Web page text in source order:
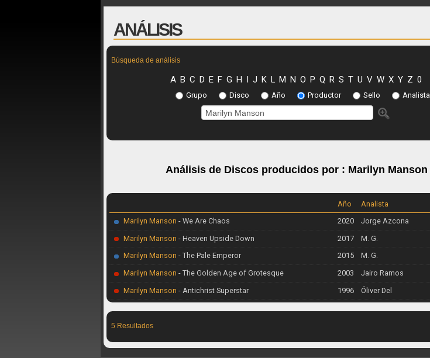
ANÁLISIS
Búsqueda de análisis
A B C D E F G H I J K L M N O P Q R S T U V W X Y Z 0
Grupo Disco Año Productor Sello Analista
Análisis de Discos producidos por : Marilyn Manson
Analista
Año
Marilyn Manson - We Are Chaos Jorge Azcona
2020
Marilyn Manson - Heaven Upside Down M. G.
2017
Marilyn Manson - The Pale Emperor M. G.
2015
Marilyn Manson - The Golden Age of Grotesque Jairo Ramos
2003
Marilyn Manson - Antichrist Superstar Óliver Del
1996
5 Resultados